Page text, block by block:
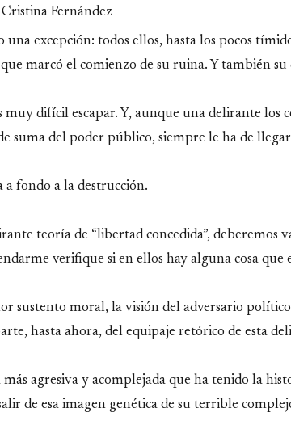
una excepción: todos ellos, hasta los pocos
marcó el comienzo de su ruina. Y también
muy difícil escapar. Y, aunque una delirante los
suma del poder público, siempre le ha de llegar
a fondo a la destrucción.
teoría de “libertad concedida”, deberemos
verifique si en ellos hay alguna cosa que
sustento moral, la visión del adversario
hasta ahora, del equipaje retórico de esta
agresiva y acomplejada que ha tenido la
de esa imagen genética de su terrible